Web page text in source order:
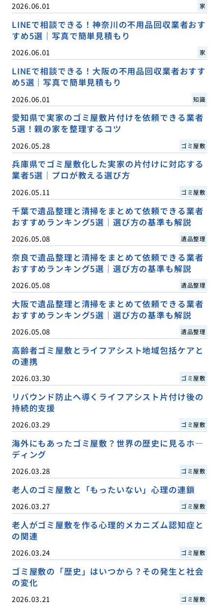
2026.06.01 家
LINEで相談できる！神奈川の不用品回収業者おす
すめ5選｜写真で簡単見積もり
2026.06.01 家
LINEで相談できる！大阪の不用品回収業者おすす
め5選｜写真で簡単見積もり
2026.06.01 知識
愛知県で実家のゴミ屋敷片付けを依頼できる業者
5選！親の家を整理するコツ
2026.05.28 ゴミ屋敷
兵庫県でゴミ屋敷化した実家の片付けに対応する
業者5選｜プロが教える選び方
2026.05.11 ゴミ屋敷
千葉で遺品整理と清掃をまとめて依頼できる業者
おすすめランキング5選｜選び方の基準も解説
2026.05.08 遺品整理
奈良で遺品整理と清掃をまとめて依頼できる業者
おすすめランキング5選｜選び方の基準も解説
2026.05.08 遺品整理
大阪で遺品整理と清掃をまとめて依頼できる業者
おすすめランキング5選｜選び方の基準も解説
2026.05.08 遺品整理
高齢者ゴミ屋敷とライフアシスト地域包括ケアと
の連携
2026.03.30 ゴミ屋敷
リバウンド防止へ導くライフアシスト片付け後の
持続的支援
2026.03.29 ゴミ屋敷
海外にもあったゴミ屋敷？世界の歴史に見るホ―
ディング
2026.03.28 ゴミ屋敷
老人のゴミ屋敷と「もったいない」心理の連鎖
2026.03.27 ゴミ屋敷
老人がゴミ屋敷を作る心理的メカニズム認知症と
の関連
2026.03.24 ゴミ屋敷
ゴミ屋敷の「歴史」はいつから？その発生と社会
の変化
2026.03.21 ゴミ屋敷